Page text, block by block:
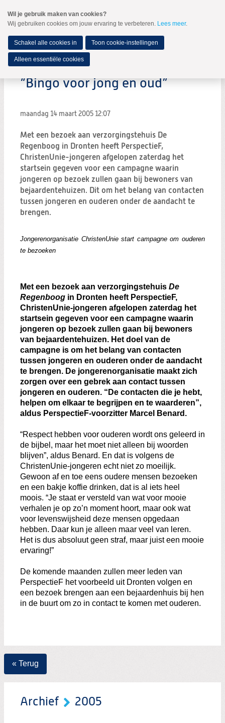
naar
Spring
de
inhoud
Spring
naar
hoofdmenu
MENU
Zoeken
“Bingo voor jong en oud”
maandag 14 maart 2005 12:07
Met een bezoek aan verzorgingstehuis De
Regenboog in Dronten heeft PerspectieF,
ChristenUnie-jongeren afgelopen zaterdag het
startsein gegeven voor een campagne waarin
jongeren op bezoek zullen gaan bij bewoners van
bejaardentehuizen. Dit om het belang van contacten
tussen jongeren en ouderen onder de aandacht te
brengen.
Jongerenorganisatie ChristenUnie start campagne om ouderen
te bezoeken
Met een bezoek aan verzorgingstehuis De
Regenboog in Dronten heeft PerspectieF,
ChristenUnie-jongeren afgelopen zaterdag het
startsein gegeven voor een campagne waarin
jongeren op bezoek zullen gaan bij bewoners
van bejaardentehuizen. Het doel van de
campagne is om het belang van contacten
tussen jongeren en ouderen onder de aandacht
te brengen. De jongerenorganisatie maakt zich
zorgen over een gebrek aan contact tussen
jongeren en ouderen. “De contacten die je hebt,
helpen om elkaar te begrijpen en te waarderen”,
aldus PerspectieF-voorzitter Marcel Benard.
“Respect hebben voor ouderen wordt ons geleerd in
de bijbel, maar het moet niet alleen bij woorden
blijven”, aldus Benard. En dat is volgens de
ChristenUnie-jongeren echt niet zo moeilijk.
Gewoon af en toe eens oudere mensen bezoeken
en een bakje koffie drinken, dat is al iets heel
moois. “Je staat er versteld van wat voor mooie
verhalen je op zo’n moment hoort, maar ook wat
voor levenswijsheid deze mensen opgedaan
hebben. Daar kun je alleen maar veel van leren.
Het is dus absoluut geen straf, maar juist een mooie
ervaring!”
De komende maanden zullen meer leden van
PerspectieF het voorbeeld uit Dronten volgen en
een bezoek brengen aan een bejaardenhuis bij hen
in de buurt om zo in contact te komen met ouderen.
« Terug
Archief 2005
Wil je gebruik maken van cookies?
Wij gebruiken cookies om jouw ervaring te verbeteren. Lees meer.
Schakel alle cookies in Toon cookie-instellingen
Alleen essentiële cookies